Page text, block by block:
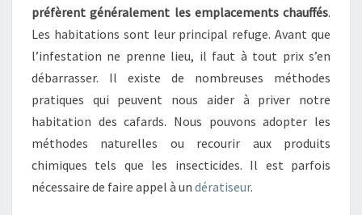
préfèrent généralement les emplacements chauffés.
Les habitations sont leur principal refuge. Avant que
l’infestation ne prenne lieu, il faut à tout prix s’en
débarrasser. Il existe de nombreuses méthodes
pratiques qui peuvent nous aider à priver notre
habitation des cafards. Nous pouvons adopter les
méthodes naturelles ou recourir aux produits
chimiques tels que les insecticides. Il est parfois
nécessaire de faire appel à un dératiseur.